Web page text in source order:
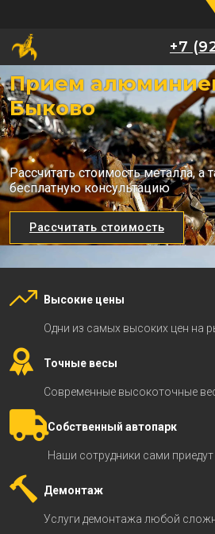
+7
+7
Прием
Быково
Рассчитать стоимость металла, а
бесплатную консультацию
Рассчитать стоимость
Высокие цены
Одни из самых высоких цен на
Точные весы
Современные высокоточные
Собственный автопарк
Наши сотрудники сами
Демонтаж
Услуги демонтажа любой